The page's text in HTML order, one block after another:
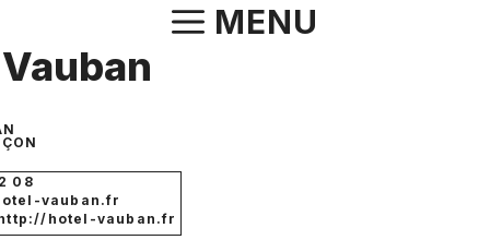
au
contenu
MENU
08
vauban.fr
hotel-vauban.fr